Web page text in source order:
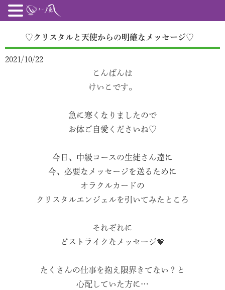
♡クリスタルと天使からの明確なメッセージ♡
2021/10/22
こんばんは
けいこです。
急に寒くなりましたので
お体ご自愛くださいね♡
今日、中級コースの生徒さん達に
今、必要なメッセージを送るために
オラクルカードの
クリスタルエンジェルを引いてみたところ
それぞれに
どストライクなメッセージ💖
たくさんの仕事を抱え限界きてない？と
心配していた方に…